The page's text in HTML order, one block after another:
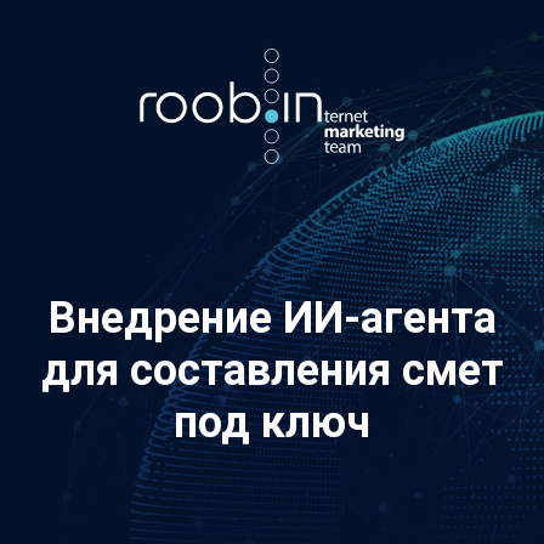
Внедрение ИИ-агента
для составления смет
под ключ
Хотите также? Пишите в телеграм:
vino_costa